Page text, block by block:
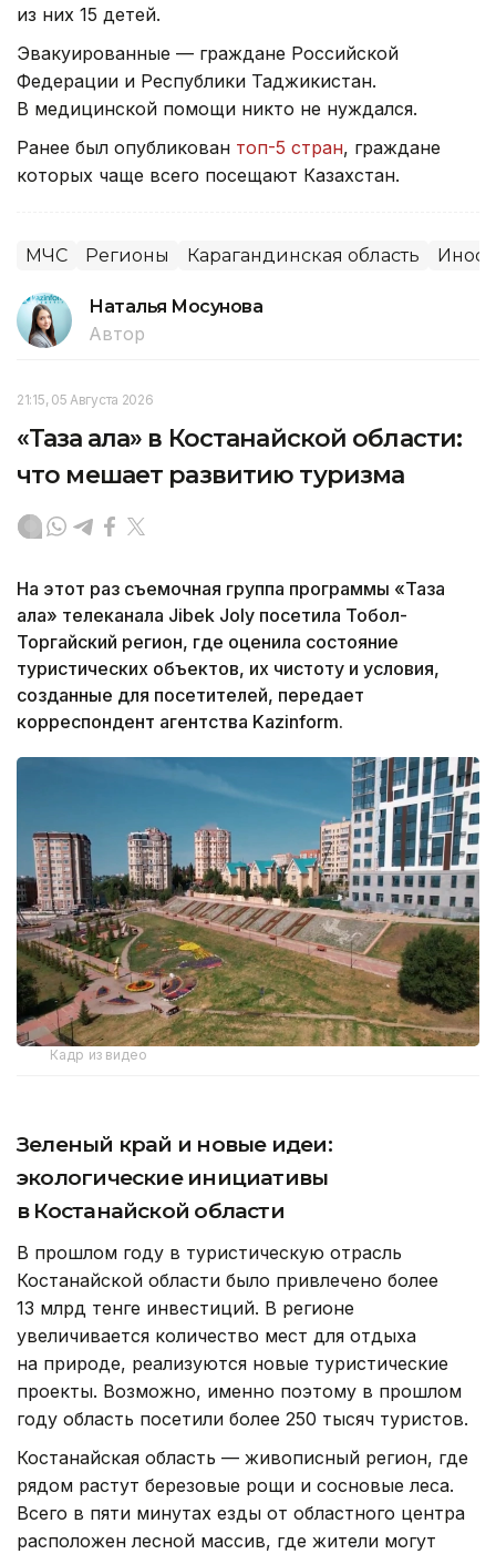
из них 15 детей.
Эвакуированные — граждане Российской
Федерации и Республики Таджикистан.
В медицинской помощи никто не нуждался.
Ранее был опубликован топ-5 стран, граждане
которых чаще всего посещают Казахстан.
МЧС Регионы Карагандинская область
Наталья Мосунова
Автор
21:15, 05 Августа 2026
«Таза қала» в Костанайской области:
что мешает развитию туризма
На этот раз съемочная группа программы «Таза
қала» телеканала Jibek Joly посетила Тобол-
Торгайский регион, где оценила состояние
туристических объектов, их чистоту и условия,
созданные для посетителей, передает
корреспондент агентства Kazinform.
Кадр из видео
Зеленый край и новые идеи:
экологические инициативы
в Костанайской области
В прошлом году в туристическую отрасль
Костанайской области было привлечено более
13 млрд тенге инвестиций. В регионе
увеличивается количество мест для отдыха
на природе, реализуются новые туристические
проекты. Возможно, именно поэтому в прошлом
году область посетили более 250 тысяч туристов.
Костанайская область — живописный регион, где
рядом растут березовые рощи и сосновые леса.
Всего в пяти минутах езды от областного центра
расположен лесной массив, где жители могут